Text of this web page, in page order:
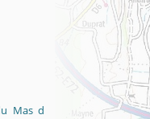
Mas d